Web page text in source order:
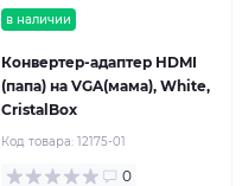
в наличии
Конвертер-адаптер HDMI
(папа) на VGA(мама), White,
CristalBox
Код товара: 12175-01
0